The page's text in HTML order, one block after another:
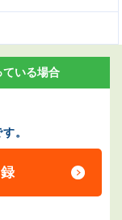
ている場合
。